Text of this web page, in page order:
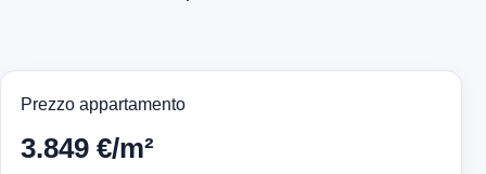
Prezzo appartamento
3.849 €/m²